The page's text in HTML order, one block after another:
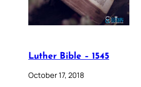
Luther Bible – 1545
October 17, 2018